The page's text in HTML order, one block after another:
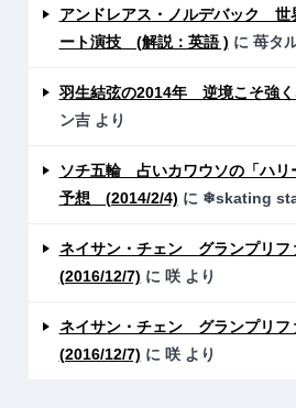
アンドレアス・ノルデバック
ート演技 (解説：英語 ) に 苺タ
羽生結弦の2014年 逆境こそ強
ン吉より
ソチ五輪 占いカワウソの「ハリ
予想 (2014/2/4) に ❄skating
ネイサン・チェン グランプリ
(2016/12/7) に 咲より
ネイサン・チェン グランプリ
(2016/12/7) に 咲より